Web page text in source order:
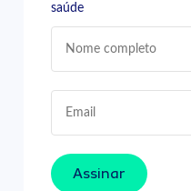
saúde
Assinar